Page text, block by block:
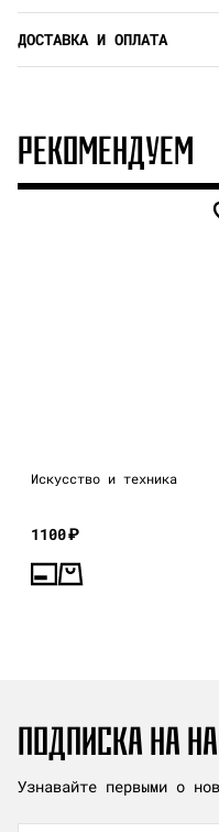
ДОСТАВКА И ОПЛАТА
РЕКОМЕНДУЕМ
Искусство и техника
1100₽
ПОДПИСКА НА
Узнавайте первыми о